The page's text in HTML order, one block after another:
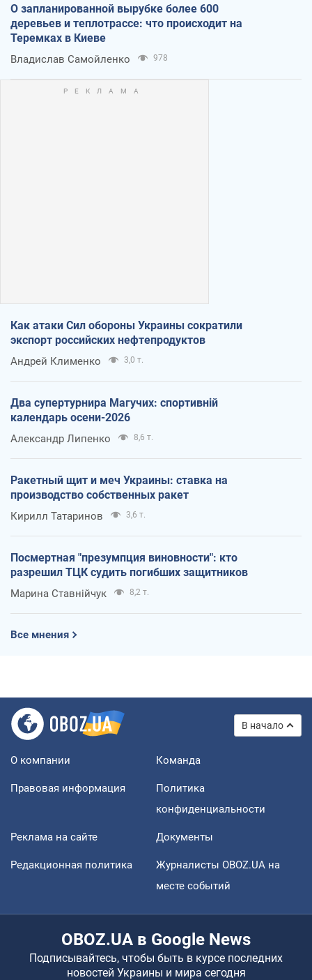
О запланированной вырубке более 600
деревьев и теплотрассе: что происходит на
Теремках в Киеве
Владислав Самойленко 978
Как атаки Сил обороны Украины сократили
экспорт российских нефтепродуктов
Андрей Клименко 3,0 т.
Два супертурнира Магучих: спортивній
календарь осени-2026
Александр Липенко 8,6 т.
Ракетный щит и меч Украины: ставка на
производство собственных ракет
Кирилл Татаринов 3,6 т.
Посмертная "презумпция виновности": кто
разрешил ТЦК судить погибших защитников
Марина Ставнійчук 8,2 т.
Все мнения
В начало
О компании Команда
Правовая информация
Политика
конфиденциальности
Реклама на сайте Документы
Редакционная политика
Журналисты OBOZ.UA на
месте событий
OBOZ.UA в Google News
Подписывайтесь, чтобы быть в курсе последних
новостей Украины и мира сегодня